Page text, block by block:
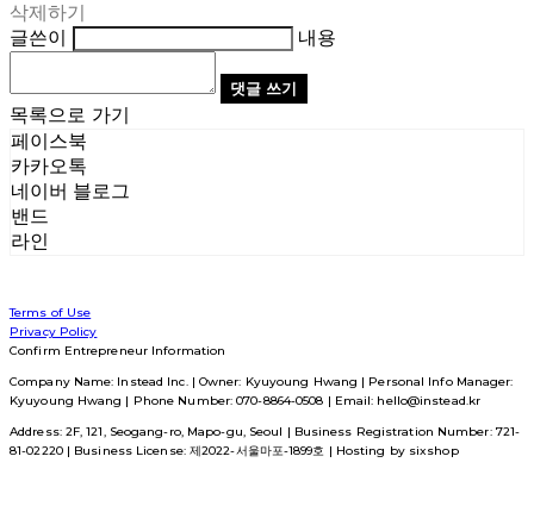
삭제하기
글쓴이
내용
댓글 쓰기
목록으로 가기
페이스북
카카오톡
네이버 블로그
밴드
라인
Terms of Use
Privacy Policy
Confirm Entrepreneur Information
Company Name: Instead Inc. | Owner: Kyuyoung Hwang | Personal Info Manager:
Kyuyoung Hwang | Phone Number: 070-8864-0508 | Email: hello@instead.kr
Address: 2F, 121, Seogang-ro, Mapo-gu, Seoul | Business Registration Number: 721-
81-02220| Business License: 제2022-서울마포-1899호 | Hosting by sixshop